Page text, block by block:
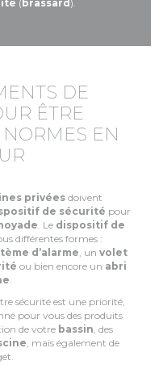
( brassard ).
DE
ÊTRE
EN
privées doivent
de sécurité pour
. Le dispositif de
différentes formes :
d’alarme, un volet
ou bien encore un abri
.
sécurité est une priorité,
pour vous des produits
de votre bassin, des
, mais également de